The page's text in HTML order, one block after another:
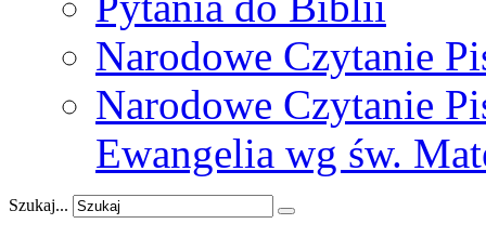
Narodowe Czytanie
Narodowe Czytanie
Ewangelia wg św.
Szukaj...